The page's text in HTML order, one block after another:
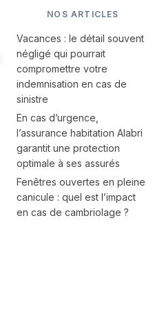
NOS ARTICLES
Vacances : le détail souvent
négligé qui pourrait
compromettre votre
indemnisation en cas de
sinistre
En cas d’urgence,
l’assurance habitation Alabri
garantit une protection
optimale à ses assurés
Fenêtres ouvertes en pleine
canicule : quel est l’impact
en cas de cambriolage ?